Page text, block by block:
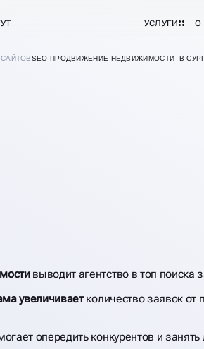
УСЛУГИ О
SEO ПРОДВИЖЕНИЕ НЕДВИЖИМОСТИ В
И
выводит агентство в топ поиска
увеличиваетколичество заявок от
опередить конкурентов и